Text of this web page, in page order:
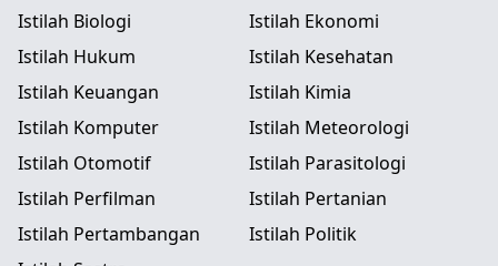
Istilah Biologi
Istilah Ekonomi
Istilah Hukum
Istilah Kesehatan
Istilah Keuangan
Istilah Kimia
Istilah Komputer
Istilah Meteorologi
Istilah Otomotif
Istilah Parasitologi
Istilah Perfilman
Istilah Pertanian
Istilah Pertambangan
Istilah Politik